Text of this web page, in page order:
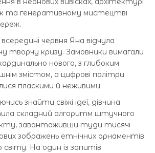
та генеративному мистецтві
червня Яна відчула
творчу кризу. Замовники вимагали
нового, з глибоким
змістом, а цифрові палітри
пласкими й неживими.
знайти свіжі ідеї, дівчина
складний алгоритм штучного
завантаживши туди тисячі
зображень етнічних орнаментів
світу. На один із запитів